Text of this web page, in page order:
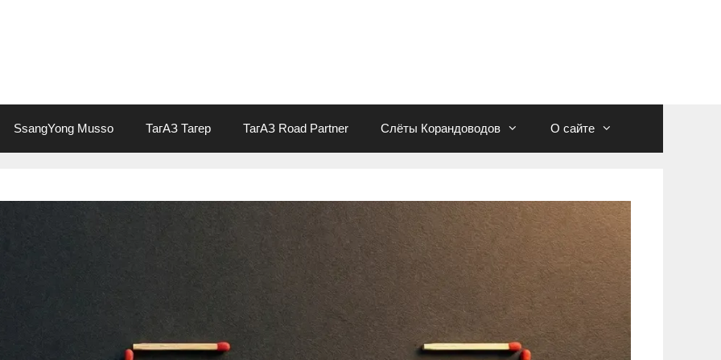
SsangYong Musso ТагАЗ Тагер ТагАЗ Road Partner Слёты Корандоводов О сайте